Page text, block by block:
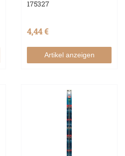
175327
4,44 €
Artikel anzeigen